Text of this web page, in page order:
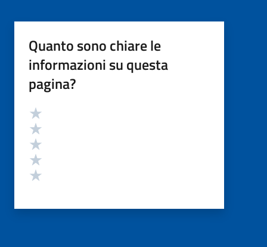
Quanto sono chiare le
informazioni su questa
pagina?
Valutazione